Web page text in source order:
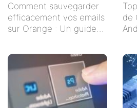
Comment sauvegarder
efficacement vos emails
sur Orange : Un guide
de